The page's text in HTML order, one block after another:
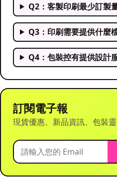
Q2：客製印刷最少訂製
Q3：印刷需要提供什麼
Q4：包裝控有提供設計
訂閱電子報
現貨優惠、新品資訊、包裝靈